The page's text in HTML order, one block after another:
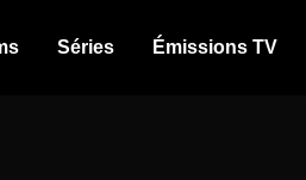
Séries Émissions TV